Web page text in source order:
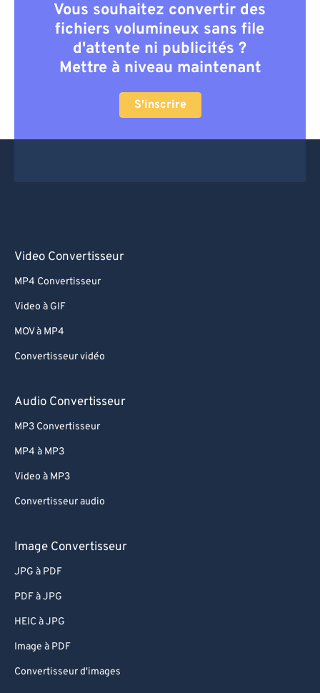
Vous souhaitez convertir des
fichiers volumineux sans file
d'attente ni publicités ?
Mettre à niveau maintenant
S'inscrire
Video Convertisseur
MP4 Convertisseur
Video à GIF
MOV à MP4
Convertisseur vidéo
Audio Convertisseur
MP3 Convertisseur
MP4 à MP3
Video à MP3
Convertisseur audio
Image Convertisseur
JPG à PDF
PDF à JPG
HEIC à JPG
Image à PDF
Convertisseur d'images